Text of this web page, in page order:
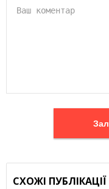
СХОЖІ ПУБЛІКАЦІЇ